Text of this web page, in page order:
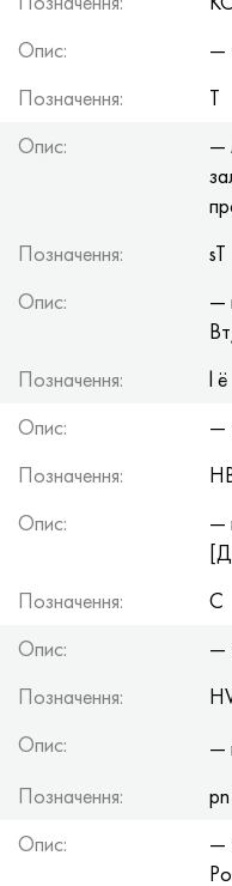
Опис:
—
Позначення:
T
Опис:
—
Позначення:
sT
Опис:
—
Позначення:
l ë
Опис:
—
Позначення:
Опис:
—
Позначення:
C
Опис:
—
Позначення:
Опис:
—
Позначення:
pn
Опис:
—